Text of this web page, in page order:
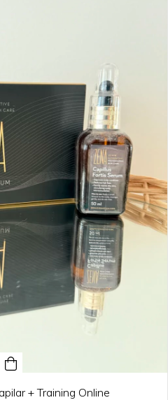
+ Training Online